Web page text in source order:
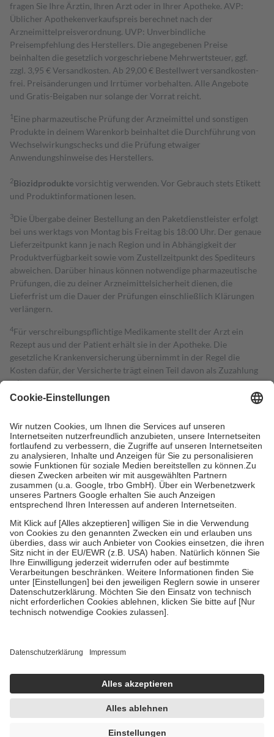
fragen Sie Ihre Ärztin, Ihren Arzt oder in Ihrer Apotheke. AVP:
Üblicher Apothekenverkaufspreis berechnet nach der
Arzneimittelpreisverordnung. UVP: Unverbindliche
Preisempfehlung des Herstellers. Die angegebenen Preise
beinhalten die gesetzlich vorgeschriebene Mehrwertsteuer, ggf.
zzgl. 3,95 € Versandkosten. Ab 29,00 € Bestell­wert versand­kosten­
frei. Preisänderungen und Irrtümer vorbehalten. Alle Angebote
und Gratis-Beigaben nur solange der Vorrat reicht.
1 Eine pharmazeutische Prüfung der Arzneimittel und sonstigen
Produkte in deinem Warenkorb beinhaltet die Durchführung von
Wechselwirkungschecks und die Prüfung etwaiger
Anwendungshinweise des Herstellers.
2Biozidproduktevorsichtig verwenden. Vor Gebrauch stets Etikett
und Produktinformationen lesen.
3Die Übergabe deiner Bestellung an den Paketdienstleister erfolgt
bei uns werktags von Montag bis Freitag bis 18:00 Uhr. Der genaue
Lieferzeitpunkt kann je nach Region und in Abhängigkeit der
Produktverfügbarkeit sowie vom Zustellzeitpunkt des Spediteurs
abweichen. Darüber hinaus können notwendige pharmazeutische
Prüfungen, die zu deiner Arzneimittelsicherheit dienen, die
Lieferfrist um die Dauer der Prüfungen einschließlich Klärungen
verlängern.
4Für verschreibungspflichtige Medikamente stellt der Arzt ein
Rezept aus und der Patient erhält sie in der Apotheke. Die
gesetzliche Krankenversicherung übernimmt in der Regel die
Kosten dafür, der Versicherte trägt einen Teil davon als Zuzahlung
mit.
Grundsätzlich leisten Mitglieder Zuzahlungen in Höhe von zehn
höchstens zehn Euro.
Es sind jedoch nie mehr als die tatsächlichen
Kosten der Leistung zu entrichten.
Diese Regeln gelten grundsätzlich auch für Online-Apotheken.
Bei Heilmitteln und häuslicher Krankenpflege beträgt die
Zuzahlung zehn Prozent der Kosten sowie zehn Euro je
Verordnung.
Um das Engagement der Versicherten für ihre eigene Gesundheit zu
stärken und die besondere Stellung der Familie zu unterstützen,
fallenkeine Zuzahlungenan bei:
• Kindern und Jugendlichen bis zum vollendeten 18. Lebensjahr
mit Ausnahme der Fahrkosten
• Untersuchungen zur Vorsorge und Früherkennung, die von der
GKV getragen werden
• empfohlenen Schutzimpfungen
• Harn- und Blutteststreifen
getroffen, um sicherzustellen, dass es sich um echte Bewertungen
https://help.etrusted.com/hc/de/articles/4419944605341
Einige Bilder und Inhalte wurden unter Zuhilfenahme künstlicher